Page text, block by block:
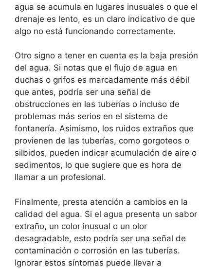
agua se acumula en lugares inusuales o que el
drenaje es lento, es un claro indicativo de que
algo no está funcionando correctamente.
Otro signo a tener en cuenta es la baja presión
del agua. Si notas que el flujo de agua en
duchas o grifos es marcadamente más débil
que antes, podría ser una señal de
obstrucciones en las tuberías o incluso de
problemas más serios en el sistema de
fontanería. Asimismo, los ruidos extraños que
provienen de las tuberías, como gorgoteos o
silbidos, pueden indicar acumulación de aire o
sedimentos, lo que sugiere que es hora de
llamar a un profesional.
Finalmente, presta atención a cambios en la
calidad del agua. Si el agua presenta un sabor
extraño, un color inusual o un olor
desagradable, esto podría ser una señal de
contaminación o corrosión en las tuberías.
Ignorar estos síntomas puede llevar a